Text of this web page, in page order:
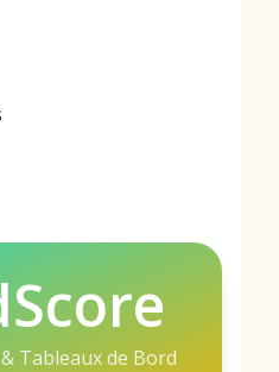
Tableaux de Bord